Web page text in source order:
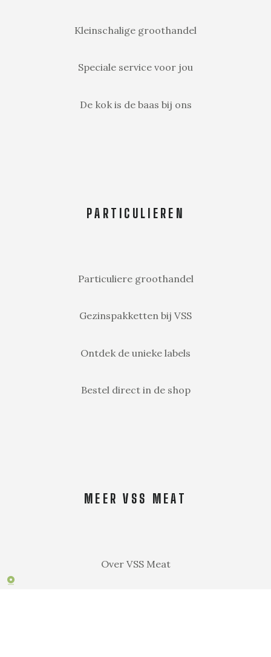
Kleinschalige groothandel
Speciale service voor jou
De kok is de baas bij ons
PARTICULIEREN
Particuliere groothandel
Gezinspakketten bij VSS
Ontdek de unieke labels
Bestel direct in de shop
MEER VSS MEAT
Over VSS Meat